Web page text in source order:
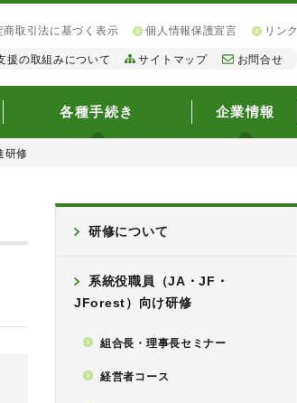
商取引法に基づく表示 個人情報保護宣言 リンク
援の取組みについて サイトマップ お問合せ
各種手続き 企業情報
研修
研修について
系統役職員（JA・JF・
JForest）向け研修
組合長・理事長セミナー
経営者コース